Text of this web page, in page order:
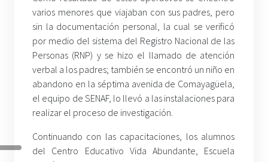
varios menores que viajaban con sus padres, pero
sin la documentación personal, la cual se verificó
por medio del sistema del Registro Nacional de las
Personas (RNP) y se hizo el llamado de atención
verbal a los padres; también se encontró un niño en
abandono en la séptima avenida de Comayagüela,
el equipo de SENAF, lo llevó a las instalaciones para
realizar el proceso de investigación.
Continuando con las capacitaciones, los alumnos
del Centro Educativo Vida Abundante, Escuela